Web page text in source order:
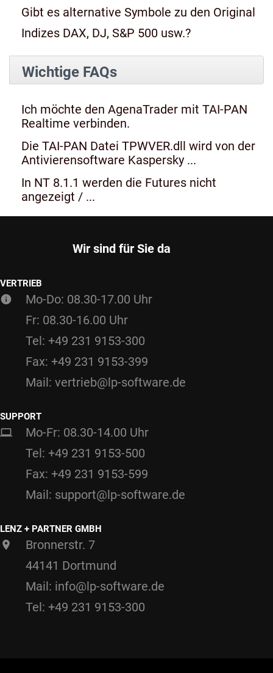
Gibt es alternative Symbole zu den Original
Indizes DAX, DJ, S&P 500 usw.?
Wichtige FAQs
Ich möchte den AgenaTrader mit TAI-PAN
Realtime verbinden.
Die TAI-PAN Datei TPWVER.dll wird von der
Antivierensoftware Kaspersky ...
In NT 8.1.1 werden die Futures nicht
angezeigt / ...
Wir sind für Sie da
VERTRIEB
Mo-Do: 08.30-17.00 Uhr
Fr: 08.30-16.00 Uhr
Tel: +49 231 9153-300
Fax: +49 231 9153-399
Mail: vertrieb@lp-software.de
SUPPORT
Mo-Fr: 08.30-14.00 Uhr
Tel: +49 231 9153-500
Fax: +49 231 9153-599
Mail: support@lp-software.de
LENZ + PARTNER GMBH
Bronnerstr. 7
44141 Dortmund
Mail: info@lp-software.de
Tel: +49 231 9153-300